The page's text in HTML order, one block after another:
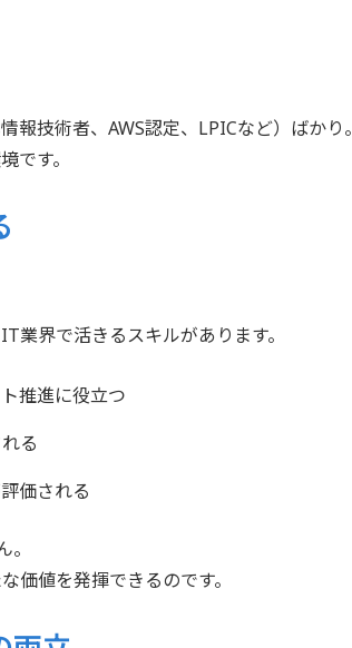
技術者、AWS認定、LPICなど）ばかり。
です。
界で活きるスキルがあります。
推進に役立つ
る
価される
価値を発揮できるのです。